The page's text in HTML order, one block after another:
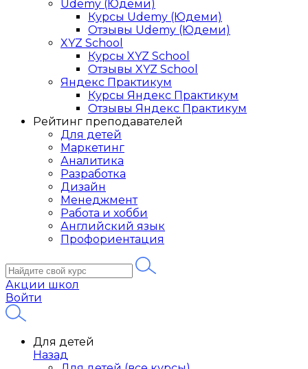
Udemy (Юдеми)
Курсы Udemy (Юдеми)
Отзывы Udemy (Юдеми)
XYZ School
Курсы XYZ School
Отзывы XYZ School
Яндекс Практикум
Курсы Яндекс Практикум
Отзывы Яндекс Практикум
Рейтинг преподавателей
Для детей
Маркетинг
Аналитика
Разработка
Дизайн
Менеджмент
Работа и хобби
Английский язык
Профориентация
Акции школ
Войти
Для детей
Назад